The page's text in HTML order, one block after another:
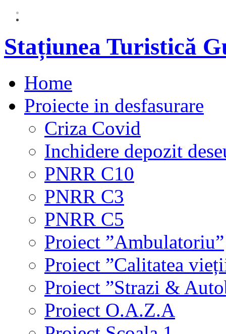
Stațiunea Turistică
Home
Proiecte in desfasurare
Criza Covid
Inchidere depozit
PNRR C10
PNRR C3
PNRR C5
Proiect ”Ambulatoriu”
Proiect ”Calitatea
Proiect ”Strazi &
Proiect O.A.Z.A